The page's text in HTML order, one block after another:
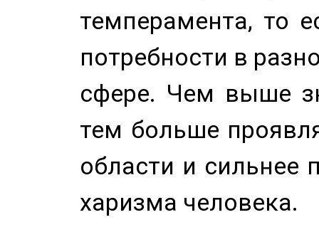
темперамента, то
потребности в
сфере. Чем выше
тем больше
области и сильнее
харизма человека.